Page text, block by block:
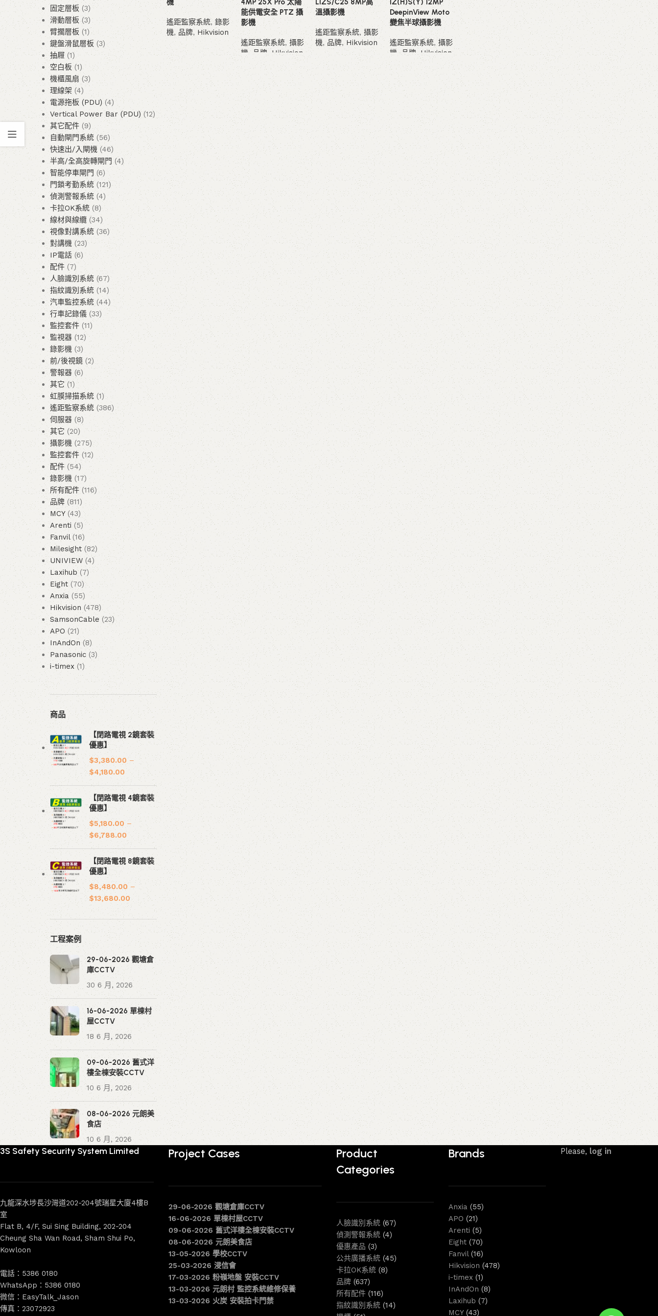
固定層板
3
滑動層板
3
臂擱層板
1
鍵盤滑鼠層板 3
抽屜
1
空白板
1
機櫃風扇
3
理線架 4
電源拖板 (PDU) 4
Vertical Power Bar (PDU)
12
其它配件
9
自動閘門系統
56
快速出/入閘機 46
半高/全高旋轉閘門 4
智能停車閘門
6
門鎖考勤系統 121
偵測警報系統 4
卡拉OK系統
8
線材與線纜 34
視像對講系統 36
對講機 23
IP電話 6
配件
7
人臉識別系統 67
指紋識別系統 14
汽車監控系統 44
行車記錄儀 33
監控套件 11
監視器 12
錄影機 3
前/後視鏡 2
警報器 6
其它
1
虹膜掃描系統 1
遙距監察系統 386
伺服器
8
其它
20
攝影機 275
監控套件 12
配件
54
錄影機 17
所有配件 116
品牌
811
MCY 43
Arenti
5
Fanvil 16
Milesight
82
UNIVIEW 4
Laxihub
7
Eight
70
Anxia
55
Hikvision 478
SamsonCable 23
APO
21
InAndOn
8
Panasonic 3
i-timex 1
商品
【閉路電視 2鏡套裝
優惠】
$3,380.00–
$4,180.00
【閉路電視 4鏡套裝
優惠】
$5,180.00–
$6,788.00
【閉路電視 8鏡套裝
優惠】
$8,480.00–
$13,680.00
工程案例
29-06-2026 觀塘倉
庫CCTV
30 6 月, 2026
16-06-2026 單棟村
屋CCTV
18 6 月, 2026
09-06-2026 舊式洋
樓全棟安裝CCTV
10 6 月, 2026
08-06-2026 元朗美
食店
10 6 月, 2026
機
遙距監察系統,錄影
機,品牌, Hikvision
查看內容
4MP 25X Pro 太陽
能供電安全 PTZ 攝
影機
遙距監察系統, 攝影
機, 品牌, Hikvision
查看內容
LIZS/C25 8MP高
溫攝影機
遙距監察系統, 攝影
機,品牌,Hikvision
查看內容
IZ(H)S(Y) 12MP
DeepinView Moto
變焦半球攝影機
遙距監察系統,攝影
機 ,品牌 , Hikvision
查看內容
3S Safety Security System Limited
九龍深水埗長沙灣道202-204號瑞星大廈4樓B
室
Flat B, 4/F, Sui Sing Building, 202-204
Cheung Sha Wan Road, Sham Shui Po,
Kowloon
電話：5386 0180
WhatsApp：5386 0180
微信：EasyTalk_Jason
傳真：23072923
Project Cases
29-06-2026 觀塘倉庫CCTV
16-06-2026 單棟村屋CCTV
09-06-2026 舊式洋樓全棟安裝CCTV
08-06-2026 元朗美食店
13-05-2026 學校CCTV
25-03-2026 浸信會
17-03-2026 粉嶺地盤 安裝CCTV
13-03-2026 元朗村 監控系統維修保養
13-03-2026 火炭 安裝拍卡門禁
Product
Categories
人臉識別系統 (67)
偵測警報系統 (4)
優惠產品 (3)
公共廣播系統 (45)
卡拉OK系統 (8)
品牌 (637)
所有配件 (116)
指紋識別系統 (14)
Brands
Anxia (55)
APO (21)
Arenti (5)
Eight (70)
Fanvil(16)
Hikvision (478)
i-timex (1)
InAndOn (8)
Laxihub (7)
MCY(43)
Please, log in